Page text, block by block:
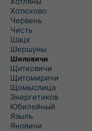
Хотюхово
Червень
Чисть
Шацк
Шершуны
Шиловичи
Щитковичи
Щитомиричи
Щомыслица
Энергетиков
Юбилейный
Языль
Яновичи